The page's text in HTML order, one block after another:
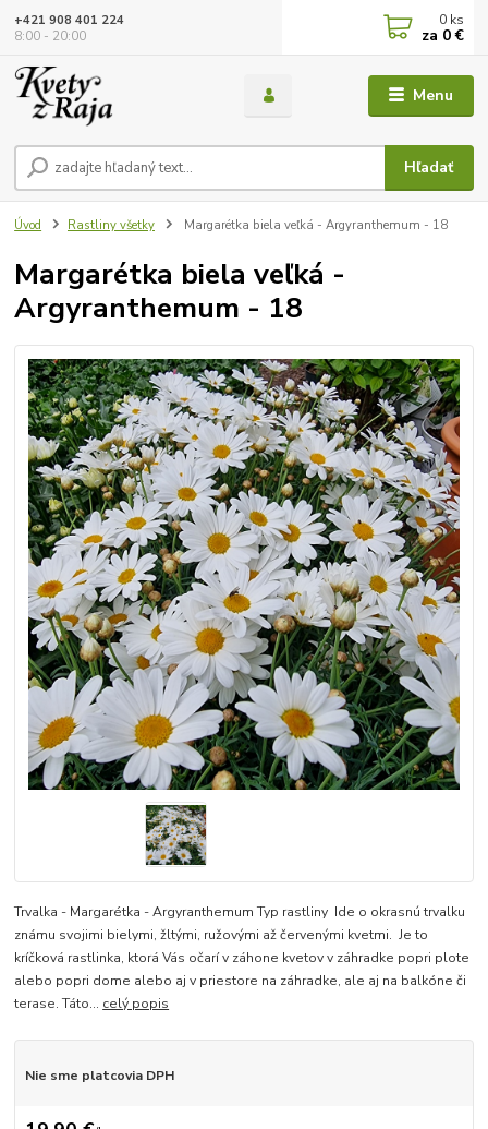
Menu
Hľadať
+421 908 401 224
8:00 - 20:00
0 ks
za 0 €
Úvod Rastliny všetky Margarétka biela veľká - Argyranthemum - 18
Margarétka biela veľká -
Argyranthemum - 18
Trvalka - Margarétka - Argyranthemum Typ rastliny Ide o okrasnú trvalku
známu svojimi bielymi, žltými, ružovými až červenými kvetmi. Je to
kríčková rastlinka, ktorá Vás očarí v záhone kvetov v záhradke popri plote
alebo popri dome alebo aj v priestore na záhradke, ale aj na balkóne či
terase. Táto... celý popis
Nie sme platcovia DPH